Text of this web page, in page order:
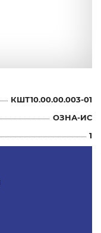
КШТ10.00.00.003-01
ОЗНА-ИС
1